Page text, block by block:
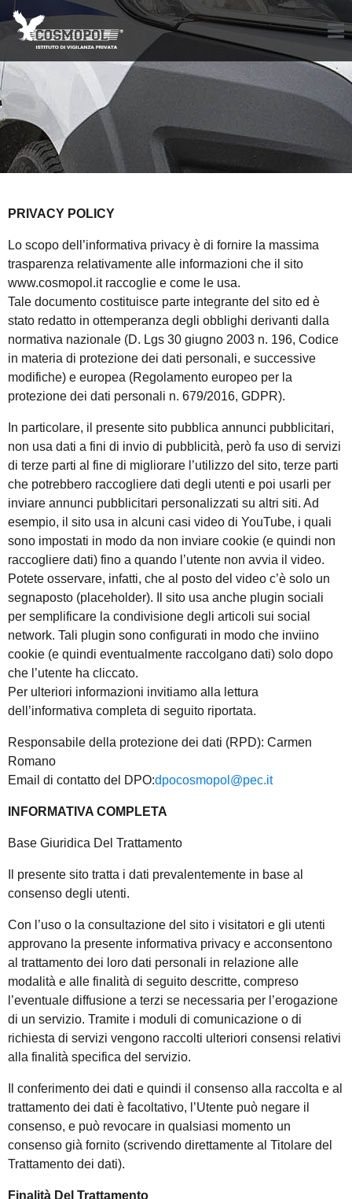
PRIVACY POLICY
Lo scopo dell’informativa privacy è di fornire la massima
trasparenza relativamente alle informazioni che il sito
www.cosmopol.it raccoglie e come le usa.
Tale documento costituisce parte integrante del sito ed è
stato redatto in ottemperanza degli obblighi derivanti dalla
normativa nazionale (D. Lgs 30 giugno 2003 n. 196, Codice
in materia di protezione dei dati personali, e successive
modifiche) e europea (Regolamento europeo per la
protezione dei dati personali n. 679/2016, GDPR).
In particolare, il presente sito pubblica annunci pubblicitari,
non usa dati a fini di invio di pubblicità, però fa uso di servizi
di terze parti al fine di migliorare l’utilizzo del sito, terze parti
che potrebbero raccogliere dati degli utenti e poi usarli per
inviare annunci pubblicitari personalizzati su altri siti. Ad
esempio, il sito usa in alcuni casi video di YouTube, i quali
sono impostati in modo da non inviare cookie (e quindi non
raccogliere dati) fino a quando l’utente non avvia il video.
Potete osservare, infatti, che al posto del video c’è solo un
segnaposto (placeholder). Il sito usa anche plugin sociali
per semplificare la condivisione degli articoli sui social
network. Tali plugin sono configurati in modo che inviino
cookie (e quindi eventualmente raccolgano dati) solo dopo
che l’utente ha cliccato.
Per ulteriori informazioni invitiamo alla lettura
dell’informativa completa di seguito riportata.
Responsabile della protezione dei dati (RPD): Carmen
Romano
Email di contatto del DPO:dpocosmopol@pec.it
INFORMATIVA COMPLETA
Base Giuridica Del Trattamento
Il presente sito tratta i dati prevalentemente in base al
consenso degli utenti.
Con l’uso o la consultazione del sito i visitatori e gli utenti
approvano la presente informativa privacy e acconsentono
al trattamento dei loro dati personali in relazione alle
modalità e alle finalità di seguito descritte, compreso
l’eventuale diffusione a terzi se necessaria per l’erogazione
di un servizio. Tramite i moduli di comunicazione o di
richiesta di servizi vengono raccolti ulteriori consensi relativi
alla finalità specifica del servizio.
Il conferimento dei dati e quindi il consenso alla raccolta e al
trattamento dei dati è facoltativo, l’Utente può negare il
consenso, e può revocare in qualsiasi momento un
consenso già fornito (scrivendo direttamente al Titolare del
Trattamento dei dati).
Finalità Del Trattamento